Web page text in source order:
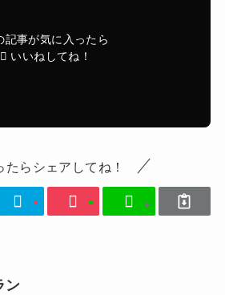
記事が気に入ったら
いいねしてね！
たらシェアしてね！
ン